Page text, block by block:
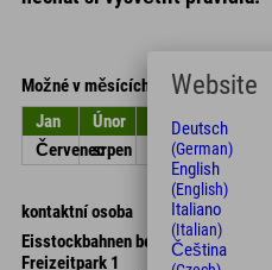
Možné v měsících
Jan
Únor Březen duben
Červenecsrpen září Říjen
kontaktní osoba
Eisstockbahnen beim Sportbuffet
Freizeitpark 1
Website
Deutsch
(German)
English
(English)
Italiano
(Italian)
Čeština